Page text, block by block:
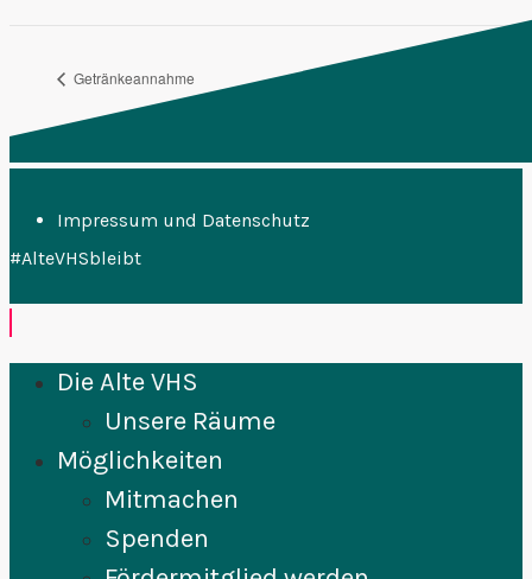
Getränkeannahme
Impressum und Datenschutz
#AlteVHSbleibt
Die Alte VHS
Unsere Räume
Möglichkeiten
Mitmachen
Spenden